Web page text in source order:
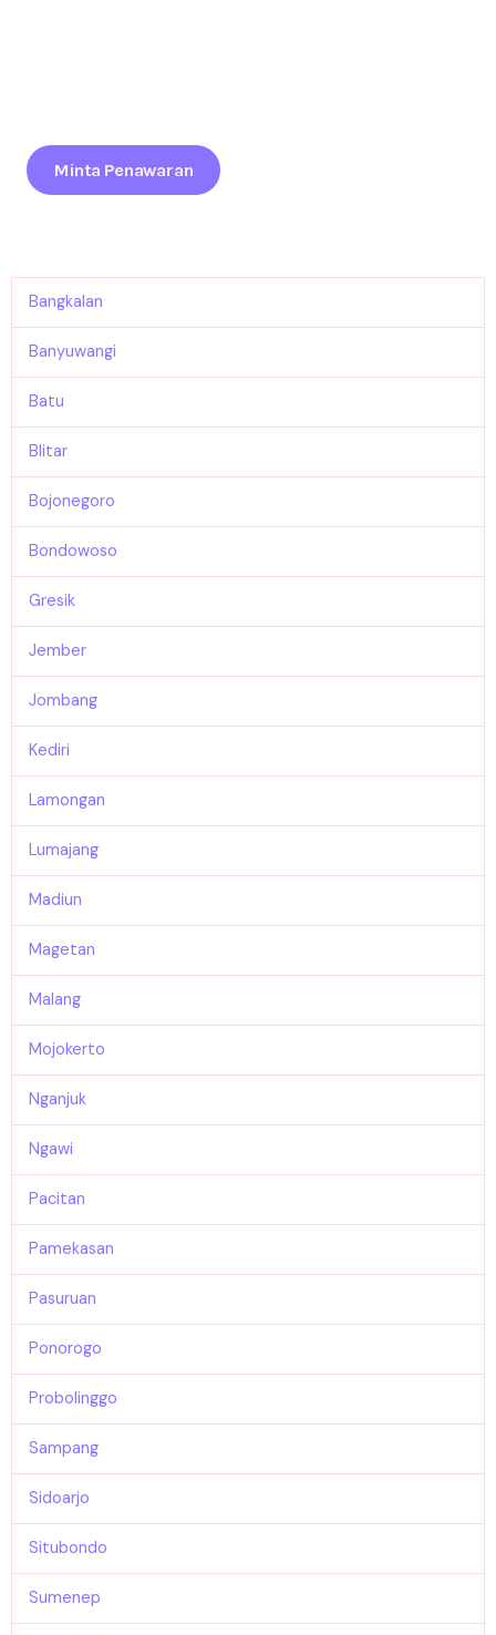
Minta Penawaran
Bangkalan
Banyuwangi
Batu
Blitar
Bojonegoro
Bondowoso
Gresik
Jember
Jombang
Kediri
Lamongan
Lumajang
Madiun
Magetan
Malang
Mojokerto
Nganjuk
Ngawi
Pacitan
Pamekasan
Pasuruan
Ponorogo
Probolinggo
Sampang
Sidoarjo
Situbondo
Sumenep